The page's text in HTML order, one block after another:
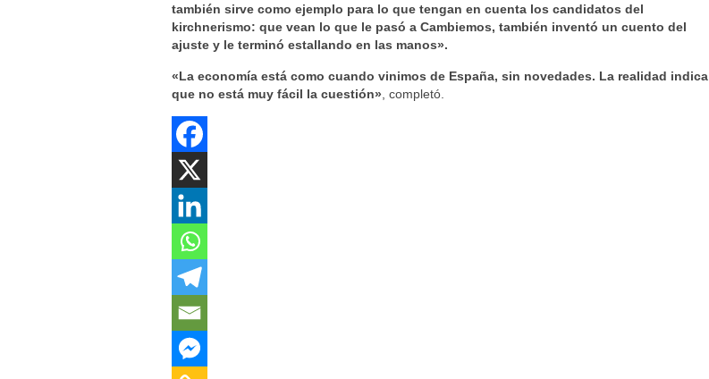
también sirve como ejemplo para lo que tengan en cuenta los candidatos del
kirchnerismo: que vean lo que le pasó a Cambiemos, también inventó un cuento del
ajuste y le terminó estallando en las manos».
«La economía está como cuando vinimos de España, sin novedades. La realidad indica
que no está muy fácil la cuestión» , completó.